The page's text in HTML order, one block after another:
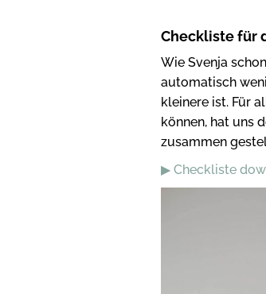
Checkliste für
Wie Svenja
automatisch
kleinere ist. Für
können, hat uns
zusammen
▶ Checkliste